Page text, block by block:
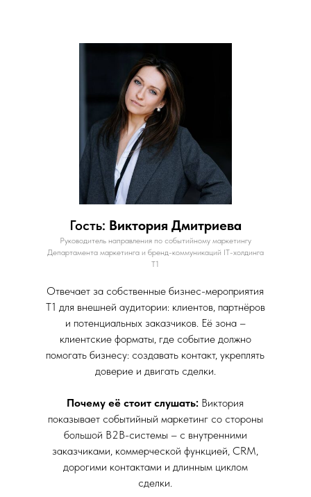
Гость: Виктория Дмитриева
Руководитель направления по событийному маркетингу
Департамента маркетинга и бренд-коммуникаций IT-холдинга
Т1
Отвечает за собственные бизнес-мероприятия
Т1 для внешней аудитории: клиентов, партнёров
и потенциальных заказчиков. Её зона –
клиентские форматы, где событие должно
помогать бизнесу: создавать контакт, укреплять
доверие и двигать сделки.
Почему её стоит слушать: Виктория
показывает событийный маркетинг со стороны
большой B2B-системы – с внутренними
заказчиками, коммерческой функцией, CRM,
дорогими контактами и длинным циклом
сделки.